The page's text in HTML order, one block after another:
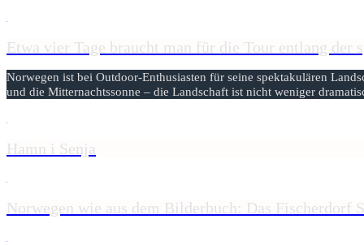
Etwa vier Tage braucht man für die Tour entlang der
Norwegen ist bei Outdoor-Enthusiasten für seine spektakulären
und die Mitternachtssonne – die Landschaft ist nicht weniger
Hamn i Senja
Norwegen wie aus dem Bilderbuch: Das Fischerdorf